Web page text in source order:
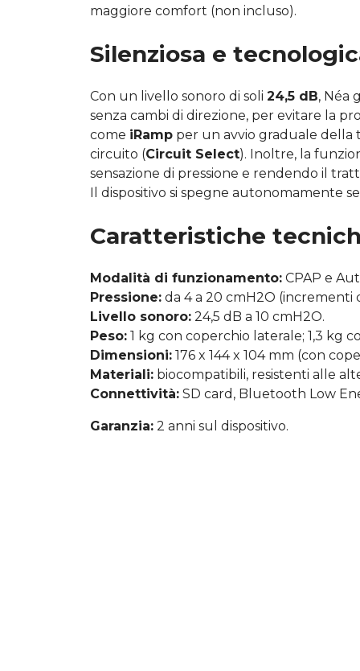
maggiore comfort (non incluso).
Silenziosa e
Con un livello sonoro di soli 24,5 dB, Néa
senza cambi di direzione, per evitare la
come iRamp per un avvio graduale della
circuito (Circuit Select). Inoltre, la
sensazione di pressione e rendendo il
Il dispositivo si spegne autonomamente
Caratteristiche
Modalità di funzionamento: CPAP e
Pressione: da 4 a 20 cmH2O (incrementi
Livello sonoro: 24,5 dB a 10 cmH2O.
Peso: 1 kg con coperchio laterale; 1,3 kg
Dimensioni: 176 x 144 x 104 mm (con
Materiali: biocompatibili, resistenti alle
Connettività: SD card, Bluetooth Low
Garanzia: 2 anni sul dispositivo.